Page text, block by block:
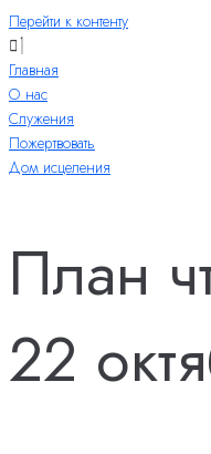
Перейти к контенту
Главная
О нас
Служения
Пожертвовать
Дом исцеления
План
22